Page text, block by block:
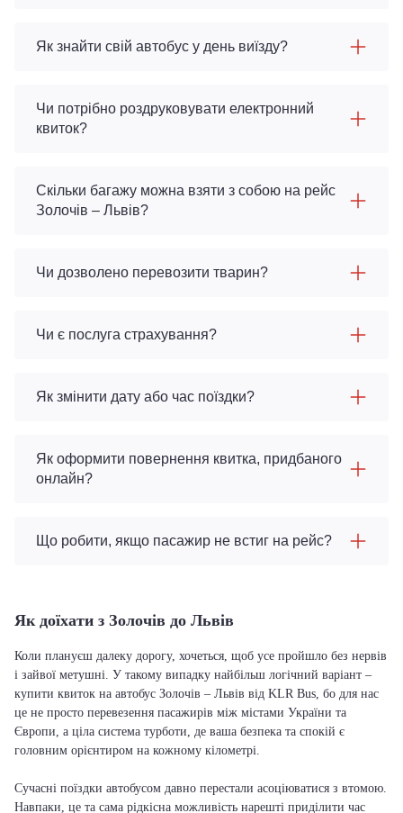
Як знайти свій автобус у день виїзду?
Чи потрібно роздруковувати електронний
квиток?
Скільки багажу можна взяти з собою на рейс
Золочів – Львів?
Чи дозволено перевозити тварин?
Чи є послуга страхування?
Як змінити дату або час поїздки?
Як оформити повернення квитка, придбаного
онлайн?
Що робити, якщо пасажир не встиг на рейс?
Як доїхати з Золочів до Львів
Коли плануєш далеку дорогу, хочеться, щоб усе пройшло без нервів
і зайвої метушні. У такому випадку найбільш логічний варіант –
купити квиток на автобус Золочів – Львів від KLR Bus, бо для нас
це не просто перевезення пасажирів між містами України та
Європи, а ціла система турботи, де ваша безпека та спокій є
головним орієнтиром на кожному кілометрі.
Сучасні поїздки автобусом давно перестали асоціюватися з втомою.
Навпаки, це та сама рідкісна можливість нарешті приділити час